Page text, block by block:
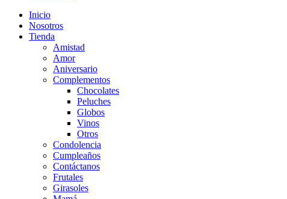
Inicio
Nosotros
Tienda
Amistad
Amor
Aniversario
Complementos
Chocolates
Peluches
Globos
Vinos
Otros
Condolencia
Cumpleaños
Contáctanos
Frutales
Girasoles